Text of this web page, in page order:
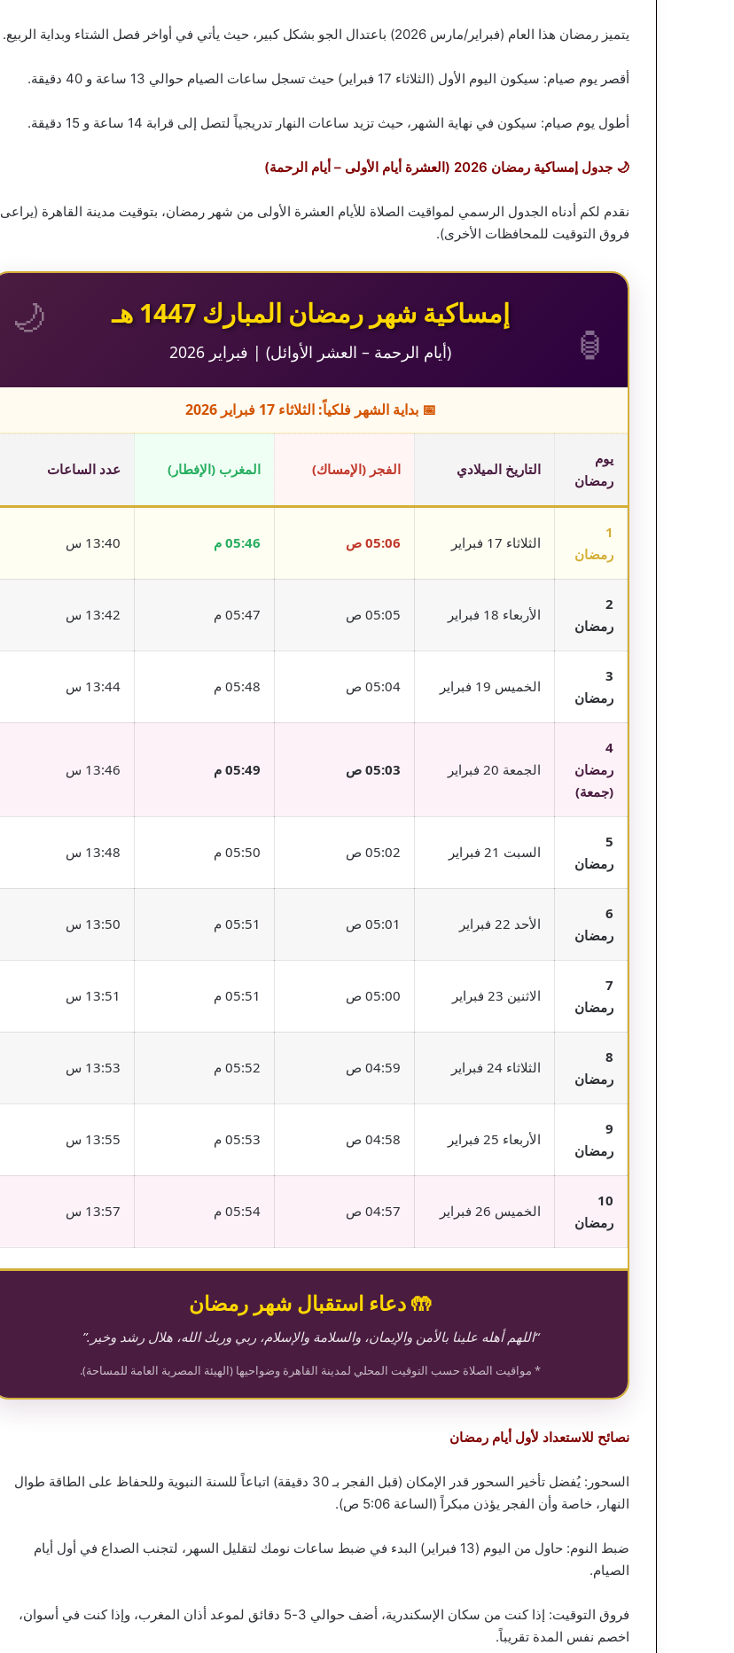
يتميز رمضان هذا العام (فبراير/مارس 2026) باعتدال الجو بشكل كبير، حيث يأتي في أواخر فصل الشتاء وبداية الربيع.
أقصر يوم صيام: سيكون اليوم الأول (الثلاثاء 17 فبراير) حيث تسجل ساعات الصيام حوالي 13 ساعة و 40 دقيقة.
أطول يوم صيام: سيكون في نهاية الشهر، حيث تزيد ساعات النهار تدريجياً لتصل إلى قرابة 14 ساعة و 15 دقيقة.
🌙 جدول إمساكية رمضان 2026 (العشرة أيام الأولى – أيام الرحمة)
نقدم لكم أدناه الجدول الرسمي لمواقيت الصلاة للأيام العشرة الأولى من شهر رمضان، بتوقيت مدينة القاهرة (يراعى
فروق التوقيت للمحافظات الأخرى).
🌙
🏮
إمساكية شهر رمضان المبارك 1447 هـ
(أيام الرحمة – العشر الأوائل) | فبراير 2026
📅 بداية الشهر فلكياً: الثلاثاء 17 فبراير 2026
يوم
رمضان
التاريخ الميلادي الفجر (الإمساك) المغرب (الإفطار) عدد الساعات
1
رمضان
الثلاثاء 17 فبراير 05:06 ص 05:46 م 13:40 س
2
رمضان
الأربعاء 18 فبراير 05:05 ص 05:47 م 13:42 س
3
رمضان
الخميس 19 فبراير 05:04 ص 05:48 م 13:44 س
4
رمضان
(جمعة)
الجمعة 20 فبراير 05:03 ص 05:49 م 13:46 س
5
رمضان
السبت 21 فبراير 05:02 ص 05:50 م 13:48 س
6
رمضان
الأحد 22 فبراير 05:01 ص 05:51 م 13:50 س
7
رمضان
الاثنين 23 فبراير 05:00 ص 05:51 م 13:51 س
8
رمضان
الثلاثاء 24 فبراير 04:59 ص 05:52 م 13:53 س
9
رمضان
الأربعاء 25 فبراير 04:58 ص 05:53 م 13:55 س
10
رمضان
الخميس 26 فبراير 04:57 ص 05:54 م 13:57 س
🤲 دعاء استقبال شهر رمضان
“اللهم أهله علينا بالأمن والإيمان، والسلامة والإسلام، ربي وربك الله، هلال رشد وخير.”
* مواقيت الصلاة حسب التوقيت المحلي لمدينة القاهرة وضواحيها (الهيئة المصرية العامة للمساحة).
نصائح للاستعداد لأول أيام رمضان
السحور: يُفضل تأخير السحور قدر الإمكان (قبل الفجر بـ 30 دقيقة) اتباعاً للسنة النبوية وللحفاظ على الطاقة طوال
النهار، خاصة وأن الفجر يؤذن مبكراً (الساعة 5:06 ص).
ضبط النوم: حاول من اليوم (13 فبراير) البدء في ضبط ساعات نومك لتقليل السهر، لتجنب الصداع في أول أيام
الصيام.
فروق التوقيت: إذا كنت من سكان الإسكندرية، أضف حوالي 3-5 دقائق لموعد أذان المغرب، وإذا كنت في أسوان،
اخصم نفس المدة تقريباً.